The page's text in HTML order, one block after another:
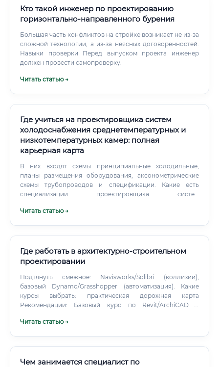
Кто такой инженер по проектированию
горизонтально-направленного бурения
Большая часть конфликтов на стройке возникает не из-за
сложной технологии, а из-за неясных договоренностей.
Навыки проверки Перед выпуском проекта инженер
должен провести самопроверку.
Читать статью →
Где учиться на проектировщика систем
холодоснабжения среднетемпературных и
низкотемпературных камер: полная
карьерная карта
В них входят схемы принципиальные холодильные,
планы размещения оборудования, аксонометрические
схемы трубопроводов и спецификации. Какие есть
специализации проектировщика систем
низкотемпературных камер Кажется, что холод везде
Читать статью →
Где работать в архитектурно-строительном
проектировании
Подтянуть смежное: Navisworks/Solibri (коллизии),
базовый Dynamo/Grasshopper (автоматизация). Какие
курсы выбрать: практическая дорожная карта
Рекомендации: Базовый курс по Revit/ArchiCAD с
ревью чертежей). Специализация: Архитектор: Revit (АР) +
Читать статью →
Чем занимается специалист по